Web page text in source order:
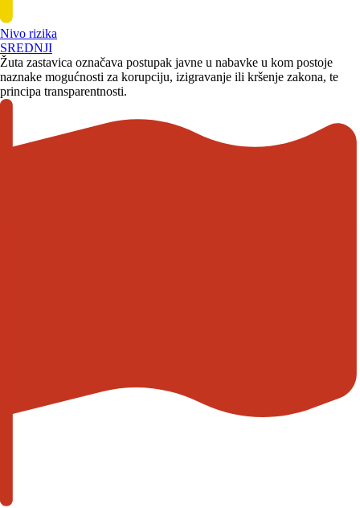
Nivo rizika
SREDNJI
Žuta zastavica označava postupak javne u nabavke u kom postoje
naznake mogućnosti za korupciju, izigravanje ili kršenje zakona, te
principa transparentnosti.